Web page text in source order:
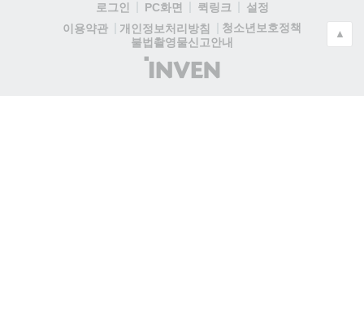
로그인 PC화면 퀵링크
설정
이용약관
개인정보처리방침
청소년보호정책
불법촬영물신고안내
(주)
인
▲